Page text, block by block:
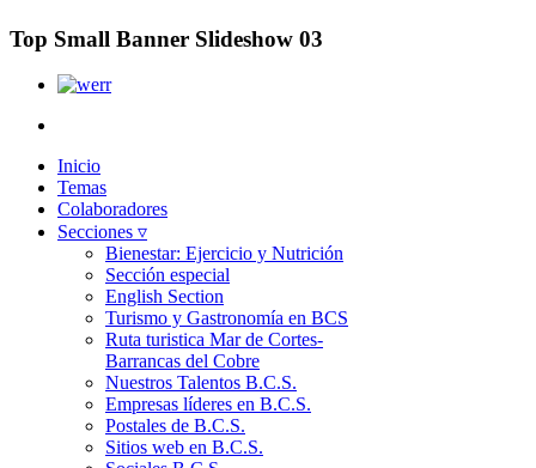
Top Small Banner Slideshow 03
Inicio
Temas
Colaboradores
Secciones ▿
Bienestar: Ejercicio y Nutrición
Sección especial
English Section
Turismo y Gastronomía en BCS
Ruta turistica Mar de Cortes-
Barrancas del Cobre
Nuestros Talentos B.C.S.
Empresas líderes en B.C.S.
Postales de B.C.S.
Sitios web en B.C.S.